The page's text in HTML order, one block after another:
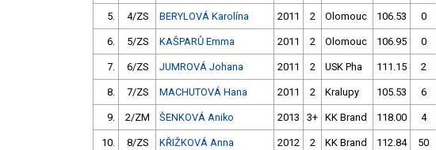
5. 4/ZS BERYLOVÁ Karolína 2011 2 Olomouc 106.53 0
6. 5/ZS KAŠPARŮ Emma 2011 2 Olomouc 106.95 0
7. 6/ZS JUMROVÁ Johana 2011 2 USK Pha 111.15 2
8. 7/ZS MACHUTOVÁ Hana 2011 2 Kralupy 105.53 6
9. 2/ZM ŠENKOVÁ Aniko 2013 3+ KK Brand 118.00 4
10. 8/ZS KŘIŽKOVÁ Anna 2012 2 KK Brand 112.84 50